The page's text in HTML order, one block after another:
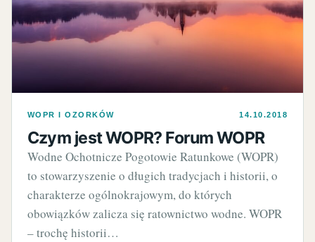
WOPR I OZORKÓW 14.10.2018
Czym jest WOPR? Forum WOPR
Wodne Ochotnicze Pogotowie Ratunkowe (WOPR)
to stowarzyszenie o długich tradycjach i historii, o
charakterze ogólnokrajowym, do których
obowiązków zalicza się ratownictwo wodne. WOPR
– trochę historii…